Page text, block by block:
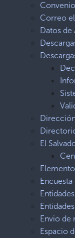
Correo
Datos
El
Envio de
Espacio